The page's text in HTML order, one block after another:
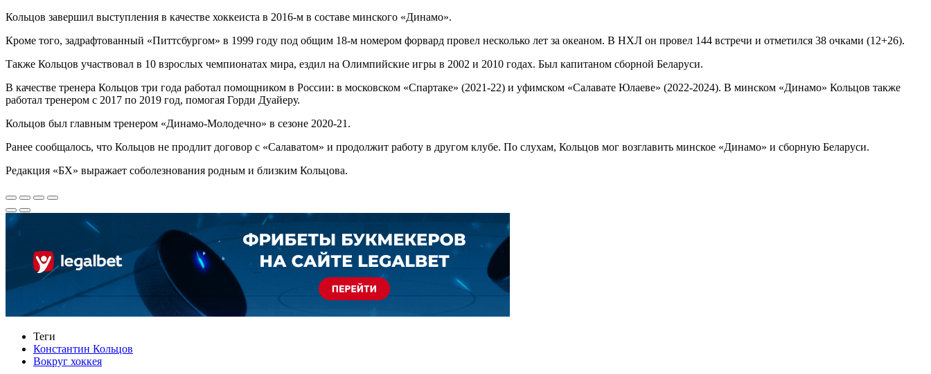
Кольцов завершил выступления в качестве хоккеиста в 2016-м в составе минского «Динамо».
Кроме того, задрафтованный «Питтсбургом» в 1999 году под общим 18-м номером форвард провел несколько лет за океаном. В НХЛ он провел 144 встречи и отметился 38 очками (12+26).
Также Кольцов участвовал в 10 взрослых чемпионатах мира, ездил на Олимпийские игры в 2002 и 2010 годах. Был капитаном сборной Беларуси.
В качестве тренера Кольцов три года работал помощником в России: в московском «Спартаке» (2021-22) и уфимском «Салавате Юлаеве» (2022-2024). В минском «Динамо» Кольцов также
работал тренером с 2017 по 2019 год, помогая Горди Дуайеру.
Кольцов был главным тренером «Динамо-Молодечно» в сезоне 2020-21.
Ранее сообщалось, что Кольцов не продлит договор с «Салаватом» и продолжит работу в другом клубе. По слухам, Кольцов мог возглавить минское «Динамо» и сборную Беларуси.
Редакция «БХ» выражает соболезнования родным и близким Кольцова.
Теги
Константин Кольцов
Вокруг хоккея